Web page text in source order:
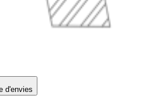
d'envies